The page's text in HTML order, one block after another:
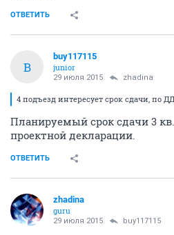
ОТВЕТИТЬ
B
buy117115
junior
29 июля 2015 zhadina
4 подъезд интересует срок сдачи, по
Планируемый срок сдачи 3 кв.
проектной декларации.
ОТВЕТИТЬ
zhadina
guru
29 июля 2015 buy117115